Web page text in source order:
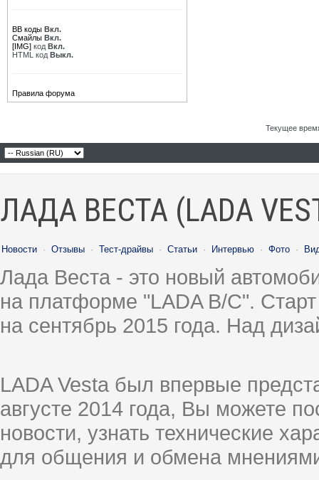
BB коды Вкл.
Смайлы Вкл.
[IMG] код Вкл.
HTML код Выкл.
Правила форума
Текущее
ЛАДА ВЕСТА (LADA
Новости · Отзывы · Тест-драйвы · Статьи · Интервью · Фото ·
Лада Веста - это новый
на платформе "LADA B/C".
на сентябрь 2015 года. Над
LADA Vesta был впервые
августе 2014 года, Вы можете
новости, узнать технические
для общения и обмена